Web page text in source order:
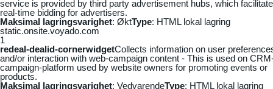
service is provided by third party advertisement hubs, which
real-time bidding for advertisers.
Maksimal lagringsvarighet: ØktType: HTML lokal lagring
static.onsite.voyado.com
1
redeal-dealid-cornerwidgetCollects information on user
and/or interaction with web-campaign content - This is used on
campaign-platform used by website owners for promoting events or
products.
Maksimal lagringsvarighet: VedvarendeType: HTML lokal lagring